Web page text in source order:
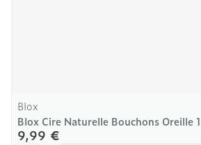
Blox
Blox Cire Naturelle Bouchons Oreille
9,99 €